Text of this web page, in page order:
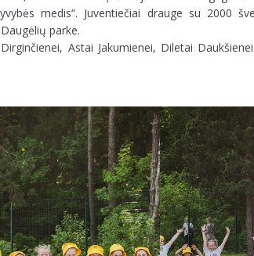
medis“. Juventiečiai drauge su 2000
parke.
Astai Jakumienei, Diletai